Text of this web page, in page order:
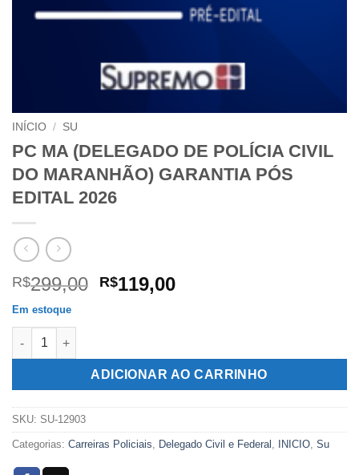
INÍCIO / SU
PC MA (DELEGADO DE POLÍCIA CIVIL
DO MARANHÃO) GARANTIA PÓS
EDITAL 2026
R$299,00 O
R$299,00.
R$119,00O
R$119,00.
Em estoque
PC MA (DELEGADO DE POLÍCIA CIVIL DO MARANHÃO)
ADICIONAR AO CARRINHO
SKU: SU-12903
Categorias: Carreiras Policiais, Delegado Civil e Federal , INICIO, Su